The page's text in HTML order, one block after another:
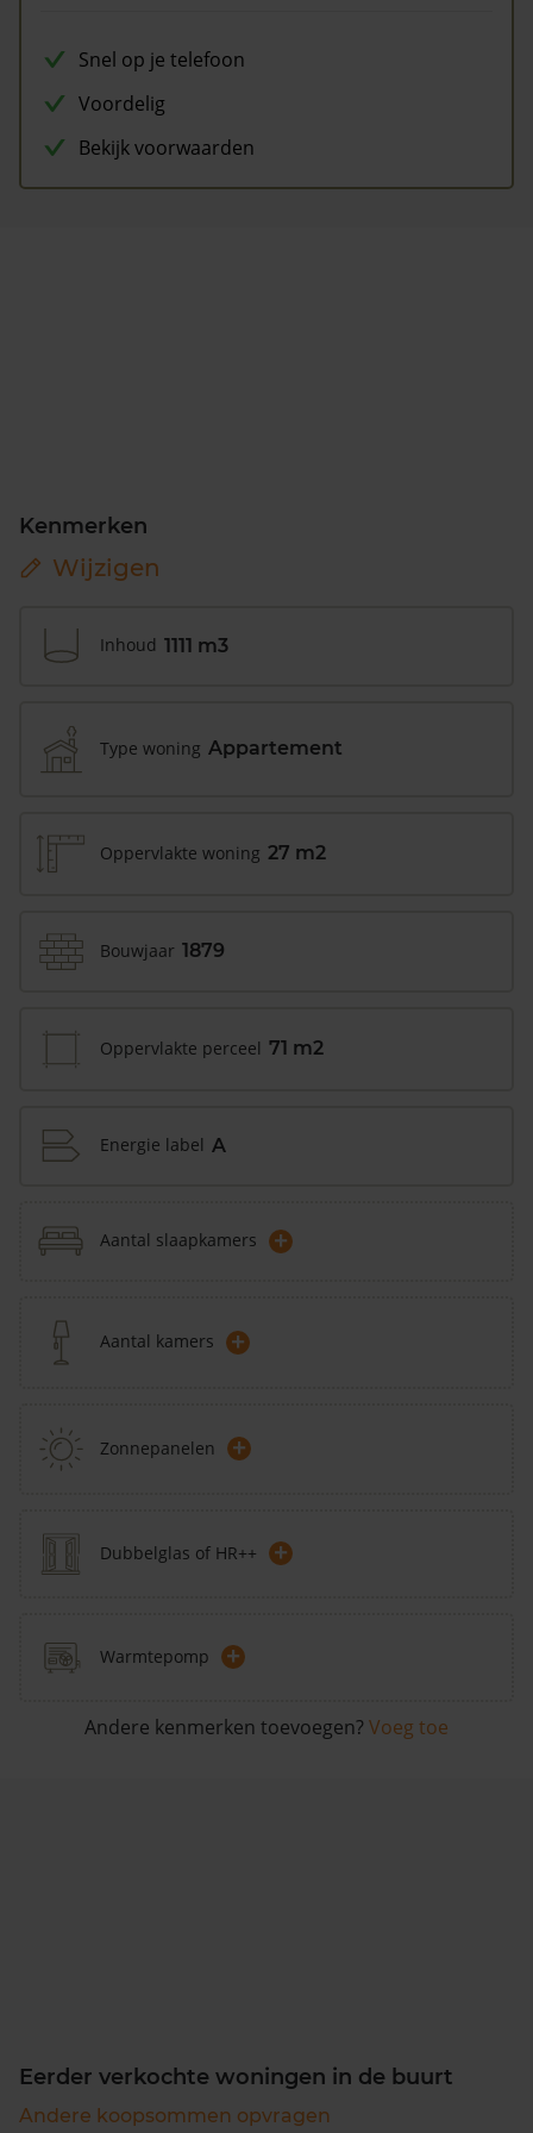
Snel op je telefoon
Voordelig
Bekijk voorwaarden
Kenmerken
Wijzigen
Inhoud 1111 m3
Type woning Appartement
Oppervlakte woning 27 m2
Bouwjaar 1879
Oppervlakte perceel 71 m2
Energie label A
Aantal slaapkamers +
Aantal kamers +
Zonnepanelen +
Dubbelglas of HR++ +
Warmtepomp +
Andere kenmerken toevoegen? Voeg toe
Eerder verkochte woningen in de buurt
Andere koopsommen opvragen